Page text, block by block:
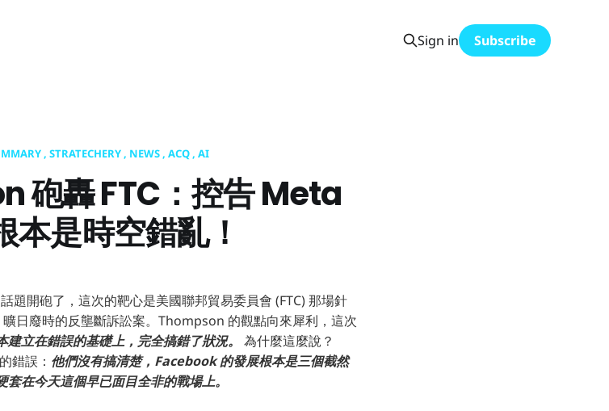
Sign in Subscribe
STRATECHERY NEWS ACQ AI
砲轟 FTC：控告 Meta
本是時空錯亂！
題開砲了，這次的靶心是美國聯邦貿易委員會 (FTC) 那場針
日廢時的反壟斷訴訟案。Thompson 的觀點向來犀利，這次
建立在錯誤的基礎上，完全搞錯了狀況。
為什麼這麼說？
錯誤： 他們沒有搞清楚，Facebook 的發展根本是三個截然
在今天這個早已面目全非的戰場上。